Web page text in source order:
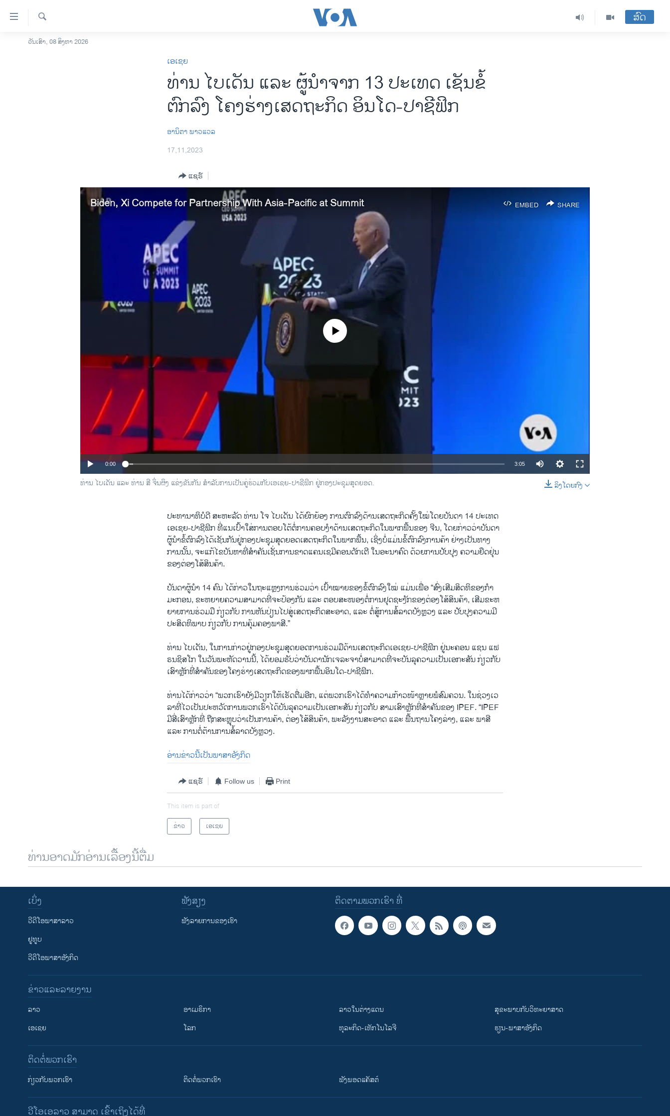
ລິ້ງ
ສຳຫລັບ
ໂຮມເພຈ
ຄົ້ນຫາ
ສົດ
ວັນເສົາ, 08 ສິງຫາ 2026
ເອເຊຍ
ທ່ານ ໄບ​ເດັນ ແລະ ຜູ້​ນຳຈາກ 13 ປະ​ເທດ ເຊັນ​ຂໍ້​
ຕົກ​ລົງ ​ໂຄງ​ຮ່າງ​ເສດ​ຖະ​ກິດ ອິ​ນ​ໂດ-ປາ​ຊີ​ຟິກ
ອານິຕາ ພາວແວລ
17,11,2023
ແຊຣ໌
EMBED SHARE
Biden, Xi Compete for Partnership With Asia-Pacific at Summit
SHARE
No media source currently available
0:00 3:05
ລິງໂດຍກົງ
ທ່ານ ໄບ​ເດັນ ແລະ ທ່ານ ສີ ຈິ່ນ​ຜິງ ແຂ່ງ​ຂັນ​ກັນ ສຳ​ລັບ​ການ​ເປັນ​ຄູ່​ຮ່ວມ​ກັບ​ເອ​ເຊຍ-ປາ​ຊີ​ຟິກ ຢູ່ກອງ​ປະ​ຊຸມ​ສຸດຍອດ.
ປະ​ທາ​ນາ​ທິ​ບໍ​ດີ ສະ​ຫະ​ລັດ ທ່ານ ໂຈ ໄບ​ເດັນ ໄດ້​ຍົກ​ຍ້ອງ​ ການ​ຕົກ​ລົງ​ດ້ານ​ເສດ​ຖະ​ກິດ​ຄັ້ງໃໝ່​ໂດຍ​ບັນ​ດາ 14 ປະ​ເທດ​
ເອ​ເຊຍ-ປາ​ຊີ​ຟິກ ທີ່​ແນ​ເປົ້າ​ໃສ່​ການ​ຕອບ​ໂຕ້​ຕໍ່ການ​ຄອບ​ງຳ​ດ້ານ​ເສດ​ຖະ​ກິດ​ໃນ​ພາກ​ພື້ນ​ຂອງ ຈີນ, ໂດຍ​ກ່າວ​ວ່າ​ບັນ​ດາ​
ຜູ້​ນຳ​ຂໍ້​ຕົກ​ລົງ​ໄດ້​ເຊັນ​ກັນ​ຢູ່ກອງ​ປະ​ຊຸມ​ສຸດຍອດ​ເສດ​ຖະ​ກິດໃນ​ພາກ​ພື້​ນ, ເຊິ່ງບໍ່​ແມ່ນ​ຂໍ້​ຕົກ​ລົງ​ການ​ຄ້າ ​ຢ່າງ​ເປັນ​ທາງ​
ການນັ້ນ, ຈະ​ແກ້​ໄຂ​ບັນ​ຫາ​ທີ່​ສຳ​ຄັນ​ເຊັ່ນ​ການ​ຂາດ​ແຄນ​ເຊ​ມີ​ຄອນ​ດັກ​ເຕີ ໃນ​ອະ​ນາ​ຄົດ ດ້ວຍ​ການ​ປັບ​ປຸງ ຄວາມ​ຍືດ​ຢຸ່ນ
ຂອງ​ຕ່ອງ​ໂສ້​ສິນ​ຄ້າ.
ບັນ​ດາ​ຜູ້​ນຳ 14 ຄົນ​ ໄດ້​ກ່າວ​ໃນ​ຖະ​ແຫຼງ​ການ​ຮ່ວມ​ວ່າ ເປົ້າ​ໝາຍ​ຂອງ​ຂໍ້​ຕົ​ກ​ລົງ​ໃໝ່​ ແມ່ນ​ເພື່ອ “ສົ່ງ​ເສີມ​ສິດ​ທິ​ຂອງ​ກຳ​
ມະ​ກອນ, ຂະ​ຫຍາຍ​ຄວາມ​ສາ​ມາດ​ທີ່​ຈະ​ປ້ອງ​ກັນ ແລະ ຕອບ​ສະ​ໜອງຕໍ່​ການ​ຢຸດ​ຊະ​ງັກ​ຂອງ​ຕ່ອງ​ໂສ້​ສິນ​ຄ້າ, ເສີມ​ຂະ​ຫ
ຍາຍ​ການ​ຮ່ວມ​ມື ກ່ຽວ​ກັບ ການ​ຫັນ​ປ່ຽນ​ໄປ​ສູ່​ເສດ​ຖະ​ກິດ​ສະ​ອາດ, ແລະ ຕໍ່​ສູ້​ການ​ສໍ້​ລາດ​ບັງຫຼວງ ແລະ ປັບ​ປຸງ​ຄວາມ​ມີ​
ປະ​ສິດ​ທິ​ພາບ ກ່ຽວ​ກັບ ການ​ຄຸ້ມ​ຄອງ​ພາ​ສີ.”
ທ່ານ ໄບ​ເດັນ, ໃນ​ການ​ກ່າວ​ຢູ່ກອງ​ປະ​ຊຸມ​ສຸດ​ຍອດ​ການ​ຮ່ວມ​ມື​ດ້ານ​ເສດ​ຖະ​ກິດ​ເອ​ເຊຍ-ປາ​ຊີ​ຟິກ ຢູ່​ນະ​ຄອນ ແຊນ ແຟ​
ຣນ​ຊິ​ສ​ໂກ ໃນ​ວັນ​ພະ​ຫັດ​ວານນີ້​, ໄດ້​ຍອມ​ຮັບ​ວ່າ​ບັນ​ດາ​ນັກ​ເຈ​ລະ​ຈາບໍ່​ສາ​ມາດ​ທີ່​ຈະ​ບັນ​ລຸ​ຄວາມ​ເປັນ​ເອ​ກະ​ສັນ ກ່ຽວ​ກັບ
ເສົາຫຼັກ​ທີ່​ສຳ​ຄັນ​ຂອງ​ໂຄງ​ຮ່າງ​ເສດ​ຖະ​ກິດ​ຂອງ​ພາກ​ພື້ນ​ອິນ​ໂດ-ປາ​ຊີ​ຟິກ.
ທ່ານ​ໄດ້​ກ່າວ​ວ່າ “ພວກ​ເຮົາ​ຍັງ​ມີ​ວຽກ​ໃຫ້​ເຮັດ​ຕື່ມ​ອີກ, ແຕ່​ພວກ​ເຮົາ​ໄດ້​ທຳ​ຄວາມ​ກ້າວ​ໜ້າຫຼາຍ​ພໍ​ສົມ​ຄວນ. ໃນ​ຊ່ວງ​ເວ​
ລາ​ທີ່​ໄວ​ເປັນ​ປະ​ຫວັດ​ການ​ພວກ​ເຮົາ​ໄດ້​ບັນ​ລຸ​ຄວາມ​ເປັນ​ເອ​ກະ​ສັນ ກ່ຽວ​ກັບ ສາມ​ເສົາຫຼັກ​ທີ່​ສຳ​ຄັນຂອງ IPEF. “IPEF
ມີ​ສີ່​ເສົາຫຼັກທີ່ ​ຖືກ​ສະ​ຫຼຸບ​ວ່າ​ເປັນ​ການ​ຄ້າ, ຕ່ອງ​ໂສ້​ສິນ​ຄ້າ, ພະ​ລັງ​ງານ​ສະ​ອາດ ແລະ ພື້ນ​ຖານ​ໂຄງ​ລ່າງ, ແລະ ພາ​ສີ
ແລະ ການ​ຕໍ່​ຕ້ານ​ການ​ສໍ້​ລາດ​ບັງຫຼວງ.
​ອ່ານ​ຂ່າວນີ້​ເປັນ​ພາ​ສາ​ອັງ​ກິດ
ແຊຣ໌ Follow us Print
This item is part of
ຂ່າວ
ເອເຊຍ
ທ່ານອາດມັກອ່ານເລື້ອງນີ້ຕື່ມ
ຕິດຕາມພວກເຮົາ ທີ່
ເບິ່ງ
ວີດີໂອພາສາລາວ
ຢູທູບ
ວີດີໂອພາສາອັງກິດ
ຟັງສຽງ
ຟັງລາຍການຂອງເຮົາ
ຂ່າວແລະລາຍງານ
ລາວ
ເອເຊຍ
ອາເມຣິກາ
ໂລກ
ລາວໃນຕ່າງແດນ
ທຸລະກິດ-ເທັກໂນໂລຈີ
ສຸຂະພາບກັບວິທະຍາສາດ
ຮຽນ-ພາສາອັງກິດ
ຕິດຕໍ່ພວກເຮົາ
ກ່ຽວກັບພວກເຮົາ ຕິດຕໍ່ພວກເຮົາ ຟັງພອດແຄັສຕ໌
ວີໂອເອລາວ ສາມາດ ເຂົ້າເຖິງໄດ້ທີ່